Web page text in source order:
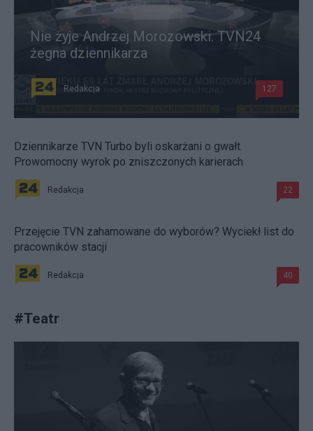
Nie żyje Andrzej Morozowski. TVN24
żegna dziennikarza
Redakcja 127
Dziennikarze TVN Turbo byli oskarżani o gwałt.
Prowomocny wyrok po zniszczonych karierach
Redakcja 22
Przejęcie TVN zahamowane do wyborów? Wyciekł list do
pracowników stacji
Redakcja 40
#Teatr